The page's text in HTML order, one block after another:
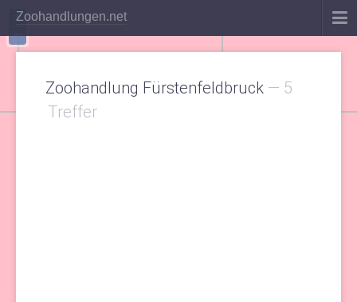
Zoohandlungen.net
Zoohandlung Fürstenfeldbruck — 5
Treffer
+
−